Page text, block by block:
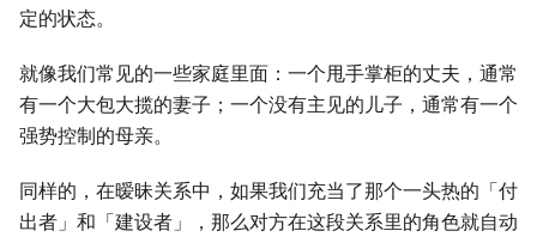
定的状态。
就像我们常见的一些家庭里面：一个甩手掌柜的丈夫，通常
有一个大包大揽的妻子；一个没有主见的儿子，通常有一个
强势控制的母亲。
同样的，在暧昧关系中，如果我们充当了那个一头热的「付
出者」和「建设者」，那么对方在这段关系里的角色就自动